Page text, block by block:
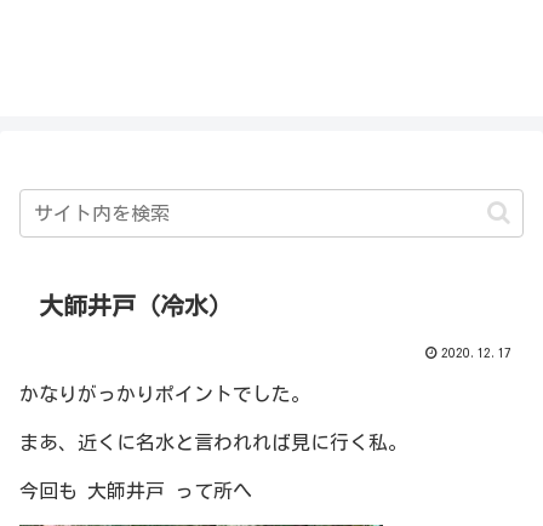
大師井戸（冷水）
2020.12.17
かなりがっかりポイントでした。
まあ、近くに名水と言われれば見に行く私。
今回も 大師井戸 って所へ